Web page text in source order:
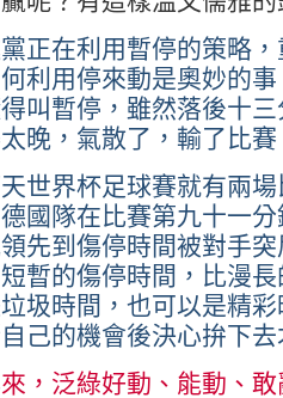
黨正在利用暫停的策略
利用停來動是奧妙的
叫暫停，雖然落後十
晚，氣散了，輸了比賽
世界杯足球賽就有兩
國隊在比賽第九十一
先到傷停時間被對手
暫的傷停時間，比漫
圾時間，也可以是精
己的機會後決心拚下
，泛綠好動、能動、